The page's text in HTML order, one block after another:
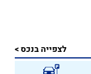
לצפייה בנכס >